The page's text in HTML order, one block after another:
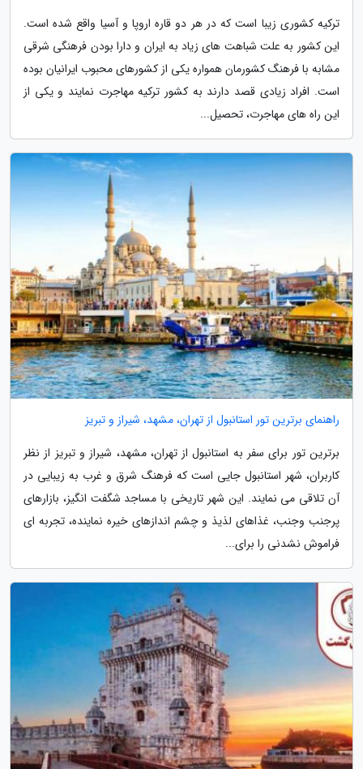
ترکیه کشوری زیبا است که در هر دو قاره اروپا و آسیا واقع شده است.
این کشور به علت شباهت های زیاد به ایران و دارا بودن فرهنگی شرقی
مشابه با فرهنگ کشورمان همواره یکی از کشورهای محبوب ایرانیان بوده
است. افراد زیادی قصد دارند به کشور ترکیه مهاجرت نمایند و یکی از
این راه های مهاجرت، تحصیل...
راهنمای برترین تور استانبول از تهران، مشهد، شیراز و تبریز
برترین تور برای سفر به استانبول از تهران، مشهد، شیراز و تبریز از نظر
کاربران، شهر استانبول جایی است که فرهنگ شرق و غرب به زیبایی در
آن تلاقی می نمایند. این شهر تاریخی با مساجد شگفت انگیز، بازارهای
پرجنب وجنب، غذاهای لذیذ و چشم اندازهای خیره نماینده، تجربه ای
فراموش نشدنی را برای...